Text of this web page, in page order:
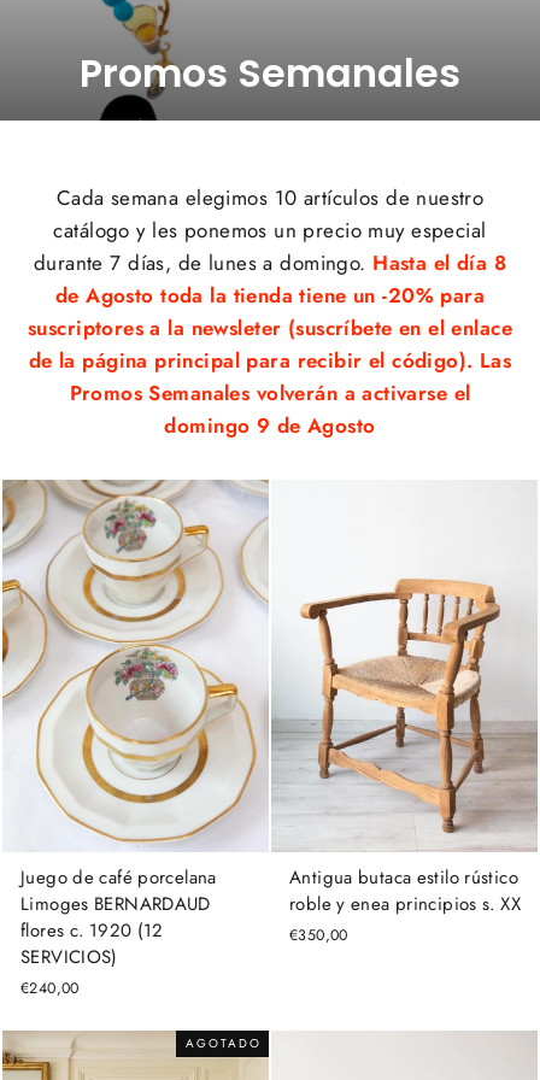
Promos Semanales
Cada semana elegimos 10 artículos de nuestro
catálogo y les ponemos un precio muy especial
durante 7 días, de lunes a domingo. Hasta el día 8
de Agosto toda la tienda tiene un -20% para
suscriptores a la newsleter (suscríbete en el enlace
de la página principal para recibir el código). Las
Promos Semanales volverán a activarse el
domingo 9 de Agosto
Juego de café porcelana
Limoges BERNARDAUD
flores c. 1920 (12
SERVICIOS)
€240,00
Antigua butaca estilo rústico
roble y enea principios s. XX
€350,00
AGOTADO